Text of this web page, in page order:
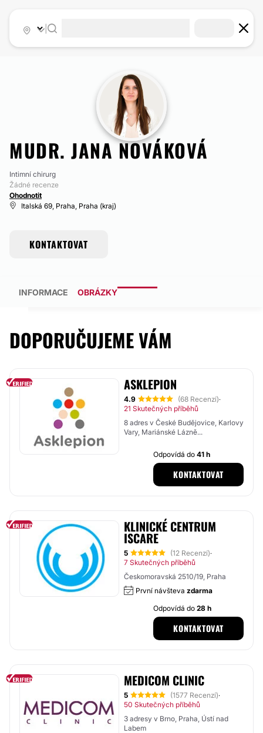
MUDR. JANA NOVÁKOVÁ
Intimní chirurg
Žádné recenze
Ohodnotit
Italská 69, Praha, Praha (kraj)
KONTAKTOVAT
INFORMACE OBRÁZKY
DOPORUČUJEME VÁM
ASKLEPION
4.9 (68 Recenzí)·
21 Skutečných příběhů
8 adres v České Budějovice, Karlovy
Vary, Mariánské Lázně...
Odpovídá do41 h
KONTAKTOVAT
KLINICKÉ CENTRUM
ISCARE
5 (12 Recenzí)·
7 Skutečných příběhů
Českomoravská 2510/19, Praha
První návšteva zdarma
Odpovídá do28 h
KONTAKTOVAT
MEDICOM CLINIC
5 (1577 Recenzí)·
50 Skutečných příběhů
3 adresy v Brno, Praha, Ústí nad
Labem